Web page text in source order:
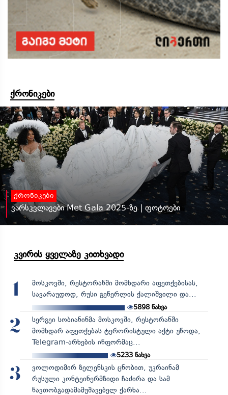
ქრონიკები
ქრონიკები
ვარსკვლავები Met Gala 2025-ზე | ფოტოები
კვირის ყველაზე კითხვადი
1
მოსკოვში, რესტორანში მომხდარი აფეთქებისას,
სავარაუდოდ, რუსი გენერლის ქალიშვილი და...
5898 ნახვა
2
სერგეი სობიანინმა მოსკოვში, რესტორანში
მომხდარ აფეთქებას ტერორისტული აქტი უწოდა,
Telegram-არხების ინფორმაც...
5233ნახვა
3
ვოლოდიმირ ზელენსკის ცნობით, უკრაინამ
რუსული კონტეინერმზიდი ჩაძირა და სამ
ნავთობგადამამუშავებელ ქარხა...